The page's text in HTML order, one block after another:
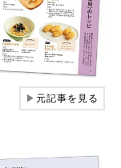
▶元記事を見る